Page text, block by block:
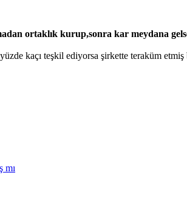
ortaklık kurup,sonra kar meydana
kaçı teşkil ediyorsa şirkette teraküm
mı